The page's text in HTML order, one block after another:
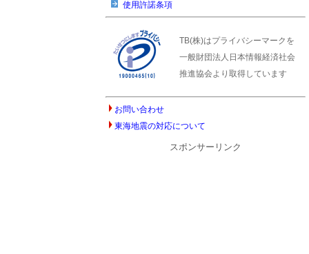
使用許諾条項
TB(株)はプライバシーマークを
一般財団法人日本情報経済社会
推進協会より取得しています
お問い合わせ
東海地震の対応について
スポンサーリンク